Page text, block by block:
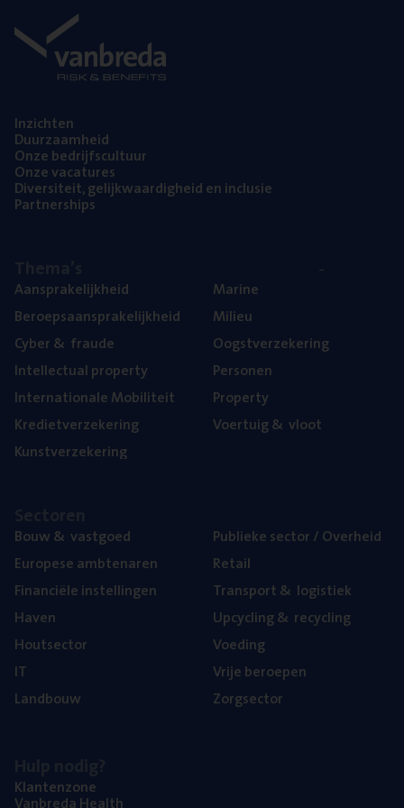
Inzich­ten
Duur­zaam­heid
Onze bedrijfs­cul­tuur
Onze vaca­tu­res
Diver­si­teit, gelijk­waar­dig­heid en inclusie
Part­ner­ships
Aan­spra­ke­lijk­heid
Beroeps­aan­spra­ke­lijk­heid
Cyber& fraude
Intel­lec­tu­al property
Inter­na­ti­o­na­le Mobiliteit
Kre­diet­ver­ze­ke­ring
Kunst­ver­ze­ke­ring
Mari­ne
Mili­eu
Oogst­ver­ze­ke­ring
Per­so­nen
Pro­per­ty
Voer­tuig& vloot
Bouw& vastgoed
Euro­pe­se ambtenaren
Finan­ci­ë­le instellingen
Haven
Hout­sec­tor
IT
Land­bouw
Publie­ke sec­tor / Overheid
Retail
Trans­port& logistiek
Upcy­cling& recycling
Voe­ding
Vrije beroe­pen
Zorg­sec­tor
Klan­ten­zo­ne
Van­b­re­da Health